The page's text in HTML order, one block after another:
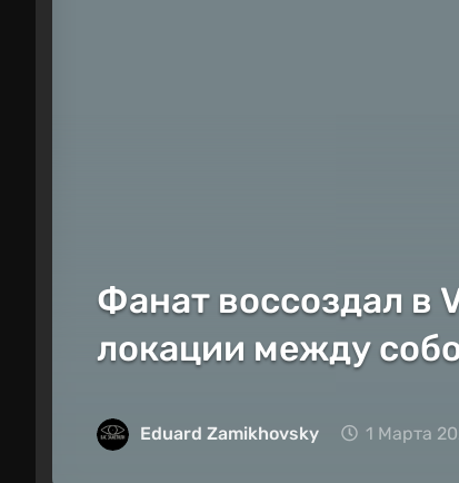
Фанат воссоздал в
локации между
Eduard Zamikhovsky 1 Марта